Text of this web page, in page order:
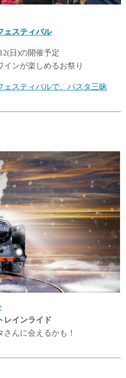
ェスティバル
日)の開催予定
ンが楽しめるお祭り
ェスティバルで、パスタ三昧
レインライド
んに会えるかも！